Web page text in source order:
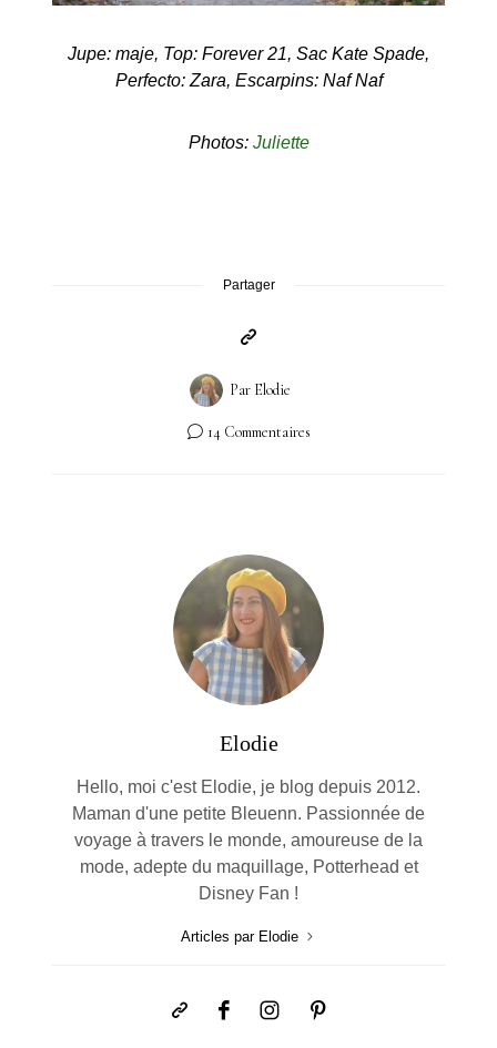
Jupe: maje, Top: Forever 21, Sac Kate Spade,
Perfecto: Zara, Escarpins: Naf Naf
Photos: Juliette
Partager
Par Elodie
14 Commentaires
Elodie
Hello, moi c'est Elodie, je blog depuis 2012.
Maman d'une petite Bleuenn. Passionnée de
voyage à travers le monde, amoureuse de la
mode, adepte du maquillage, Potterhead et
Disney Fan !
Articles par Elodie